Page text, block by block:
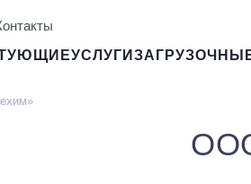
УСЛУГИ